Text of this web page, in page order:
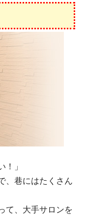
！」
、巷にはたくさん
て、大手サロンを